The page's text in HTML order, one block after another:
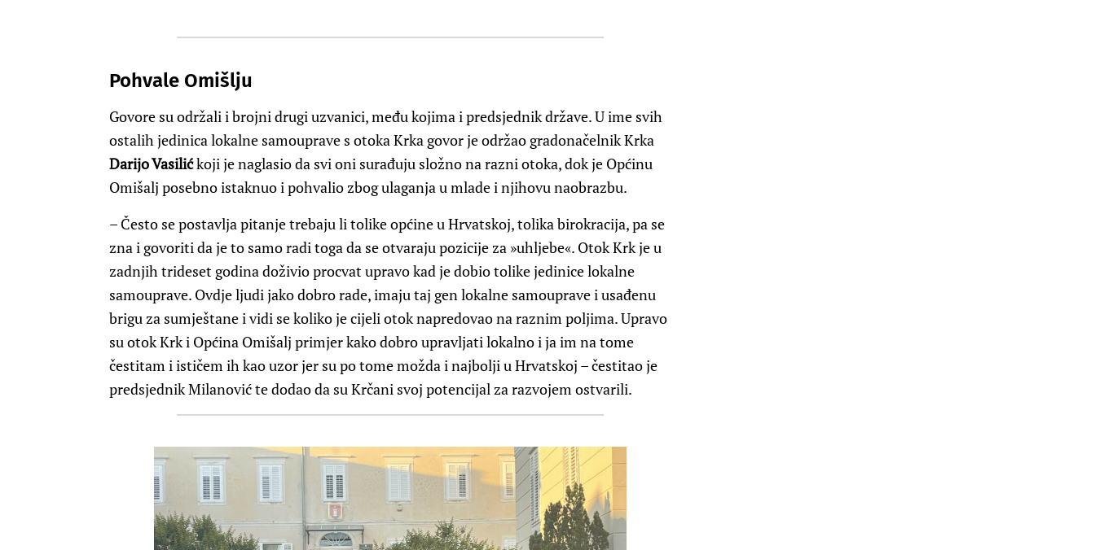
Pohvale Omišlju
Govore su održali i brojni drugi uzvanici, među kojima i predsjednik države. U ime svih
ostalih jedinica lokalne samouprave s otoka Krka govor je održao gradonačelnik Krka
Darijo Vasilićkoji je naglasio da svi oni surađuju složno na razni otoka, dok je Općinu
Omišalj posebno istaknuo i pohvalio zbog ulaganja u mlade i njihovu naobrazbu.
– Često se postavlja pitanje trebaju li tolike općine u Hrvatskoj, tolika birokracija, pa se
zna i govoriti da je to samo radi toga da se otvaraju pozicije za »uhljebe«. Otok Krk je u
zadnjih trideset godina doživio procvat upravo kad je dobio tolike jedinice lokalne
samouprave. Ovdje ljudi jako dobro rade, imaju taj gen lokalne samouprave i usađenu
brigu za sumještane i vidi se koliko je cijeli otok napredovao na raznim poljima. Upravo
su otok Krk i Općina Omišalj primjer kako dobro upravljati lokalno i ja im na tome
čestitam i ističem ih kao uzor jer su po tome možda i najbolji u Hrvatskoj – čestitao je
predsjednik Milanović te dodao da su Krčani svoj potencijal za razvojem ostvarili.